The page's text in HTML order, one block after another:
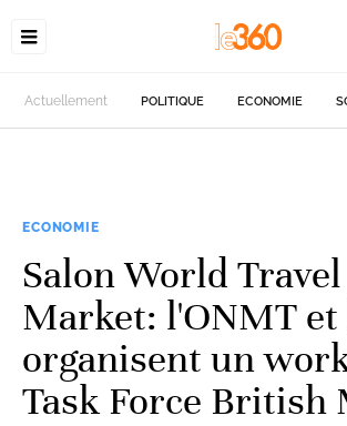
Actuellement POLITIQUE ECONOMIE
ECONOMIE
Salon World Travel
Market: l'ONMT et
organisent un
Task Force British